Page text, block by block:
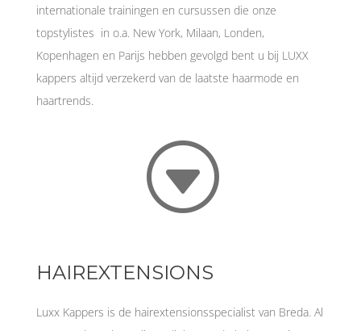
internationale trainingen en cursussen die onze
topstylistes in o.a. New York, Milaan, Londen,
Kopenhagen en Parijs hebben gevolgd bent u bij LUXX
kappers altijd verzekerd van de laatste haarmode en
haartrends.
G
HAIREXTENSIONS
Luxx Kappers is de hairextensionsspecialist van Breda. Al